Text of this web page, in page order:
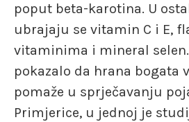
poput beta-karotina. U
ubrajaju se vitamin C i E,
vitaminima i mineral
pokazalo da hrana bogata
pomaže u sprječavanju
Primjerice, u jednoj je